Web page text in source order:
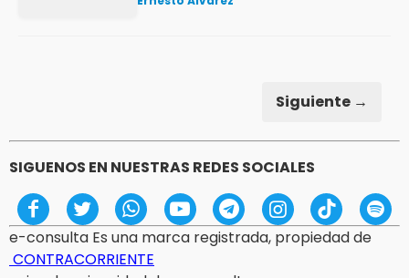
Siguiente →
SIGUENOS EN NUESTRAS REDES SOCIALES
e-consulta Es una marca registrada, propiedad de
CONTRACORRIENTE